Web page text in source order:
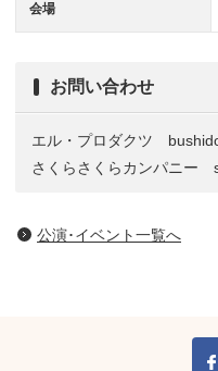
会場
お問い合わせ
エル・プロダクツ
さくらさくらカンパニー
公演･イベント一覧へ